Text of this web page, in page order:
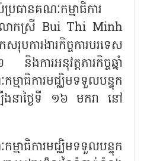
រធានគណៈកម្មាធិការ
ោកស្រី Bui Thi Minh
ការងារកិច្ចការបរទេស
ការអនុវត្តភារកិច្ចឆ្នាំ
ធិការមជ្ឈិមទទួលបន្ទុក
ើងនាថ្ងៃទី ១៦ មករា នៅ
មាធិការមជ្ឈិមទទួលបន្ទុក